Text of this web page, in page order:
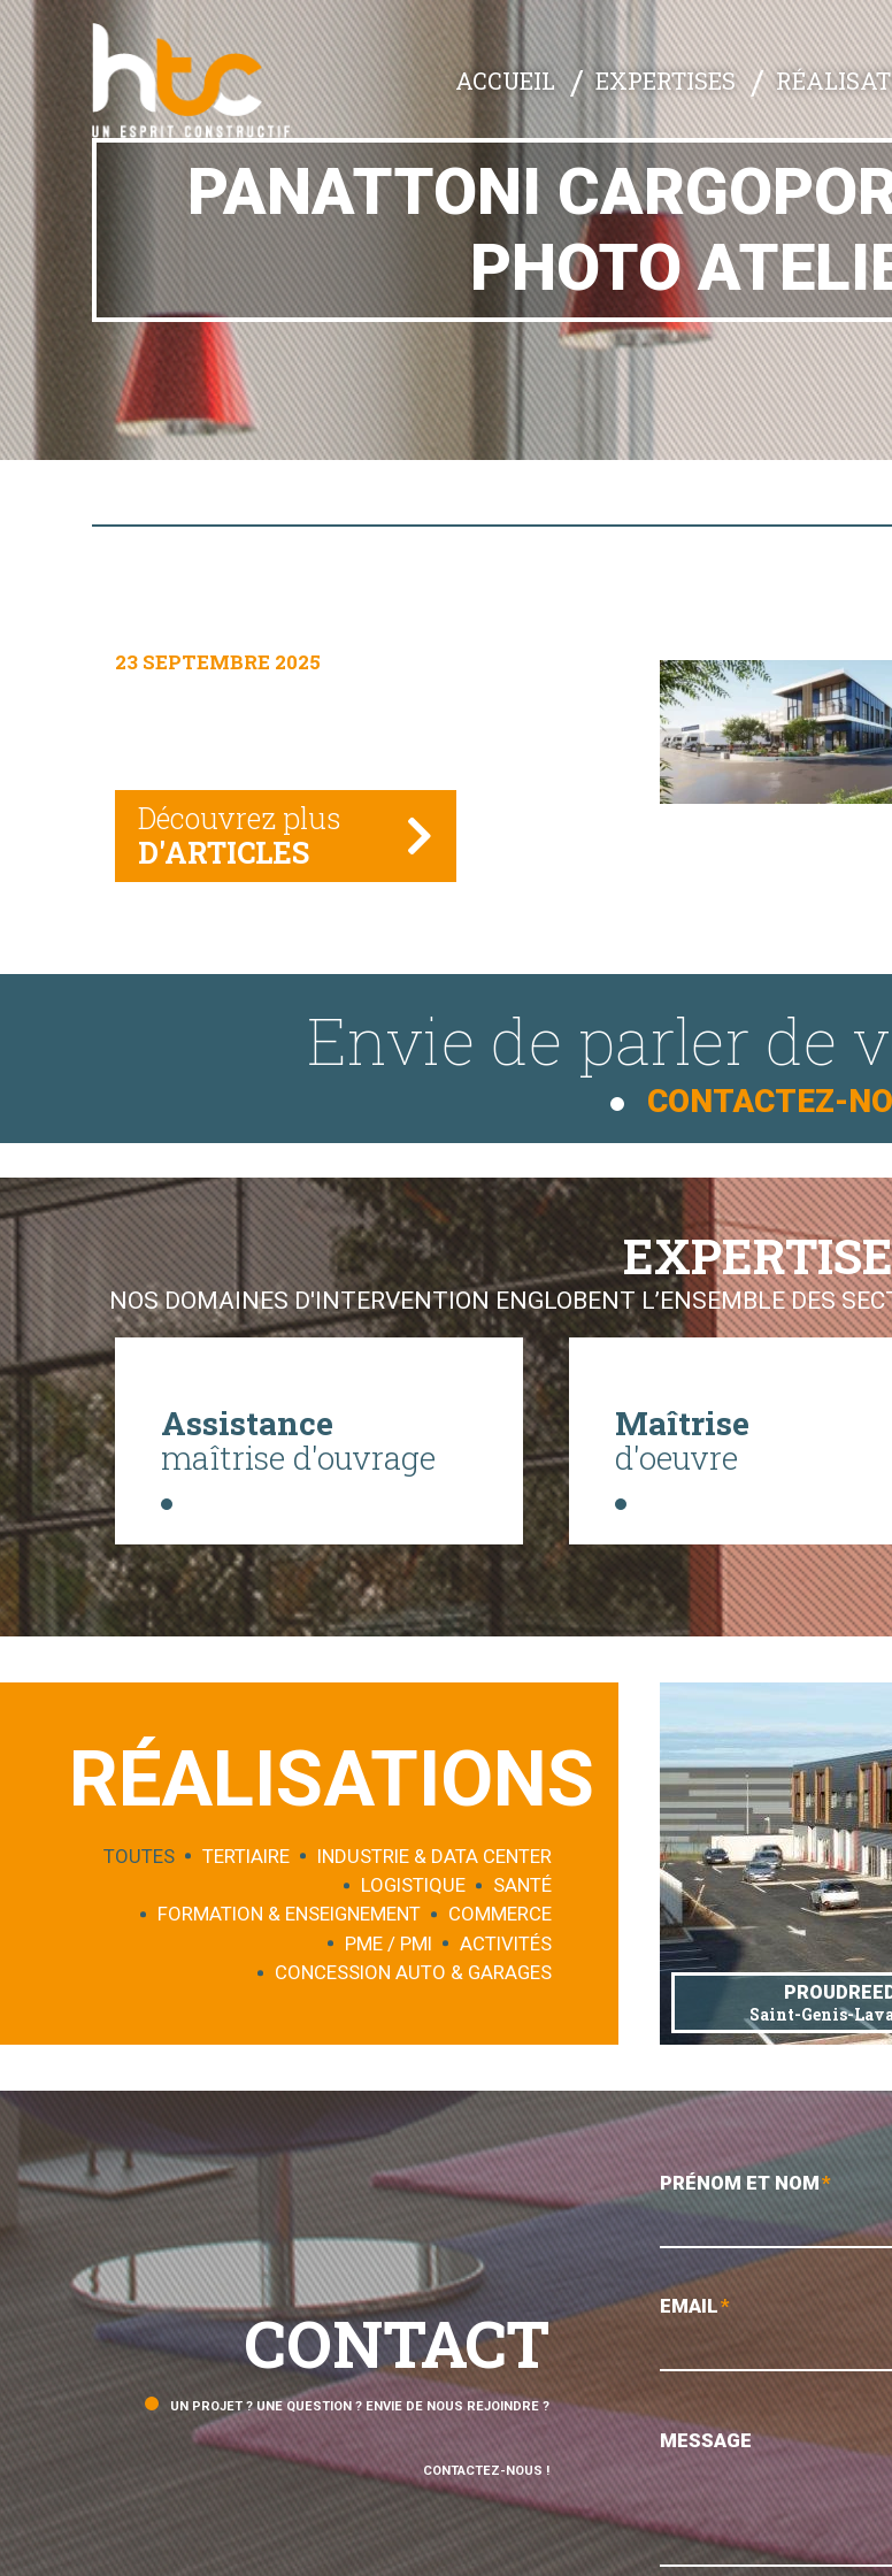
ACCUEIL EXPERTISES
PANATTONI
PHOTO
23 SEPTEMBRE 2025
Découvrez plus
D'ARTICLES
Envie de parler de
CONTACTEZ-
NOS DOMAINES D'INTERVENTION ENGLOBENT L’ENSEMBLE DES
Assistance
maîtrise d'ouvrage
Maîtrise
d'oeuvre
RÉALISATIONS
TOUTES TERTIAIRE
INDUSTRIE & DATA CENTER
LOGISTIQUE
SANTÉ
FORMATION & ENSEIGNEMENT
COMMERCE
PME / PMI
ACTIVITÉS
CONCESSION AUTO & GARAGES
Saint-Genis-
CONTACT
UN PROJET ? UNE QUESTION ? ENVIE DE NOUS REJOINDRE ?
CONTACTEZ-NOUS !
PRÉNOM ET NOM*
EMAIL*
MESSAGE